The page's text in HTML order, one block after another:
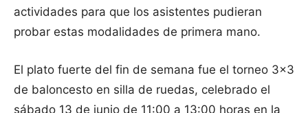
actividades para que los asistentes pudieran
probar estas modalidades de primera mano.
El plato fuerte del fin de semana fue el torneo 3×3
de baloncesto en silla de ruedas, celebrado el
sábado 13 de junio de 11:00 a 13:00 horas en la